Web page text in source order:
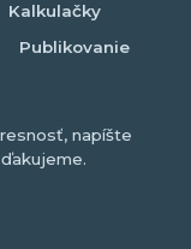
Kalkulačky
Publikovanie
napíšte